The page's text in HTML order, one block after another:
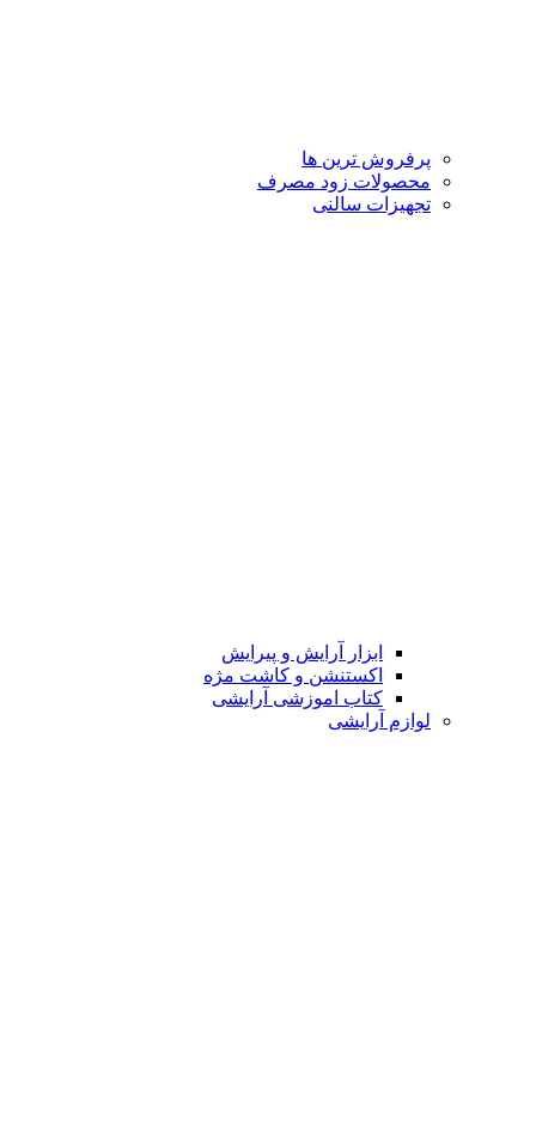
پرفروش ترین ها
محصولات زود مصرف
تجهیزات سالنی
ابزار آرایش و پیرایش
اکستنشن و کاشت مژه
کتاب اموزشی آرایشی
لوازم آرایشی